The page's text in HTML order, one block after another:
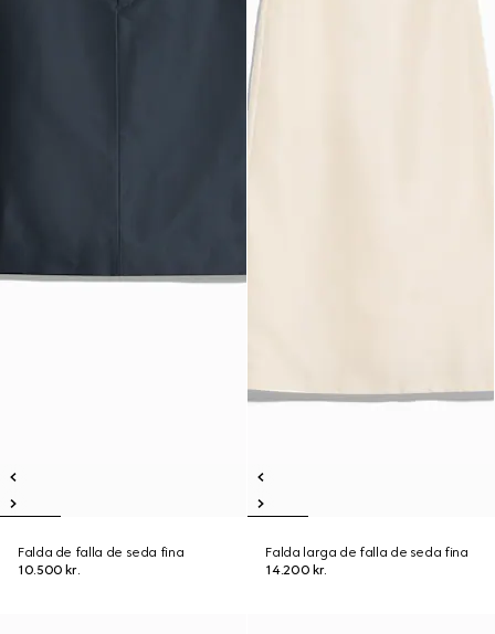
Falda de falla de seda fina
10.500 kr.
Falda larga de falla de seda fina
14.200 kr.